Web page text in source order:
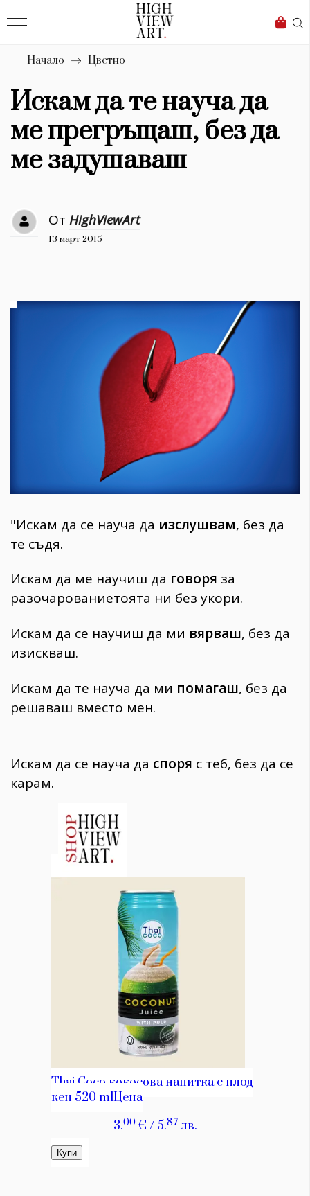
Бизнес
Мода
Dialogue
Изкуство
4340
Красота
Дизайн
Книги
Пътувай
389
Gentlemen
382
Wellness
ПОСЛЕДВАЙТЕ
Начало Цветно
Искам да те науча да
ме прегръщаш, без да
ме задушаваш
От HighViewArt
13 март 2015
"Искам да се науча да изслушвам, без да
те съдя.
Искам да ме научиш да говоря за
разочарованиетоята ни без укори.
Искам да се научиш да ми вярваш, без да
изискваш.
Искам да те науча да ми помагаш, без да
решаваш вместо мен.
Искам да се науча да споря с теб, без да се
карам.